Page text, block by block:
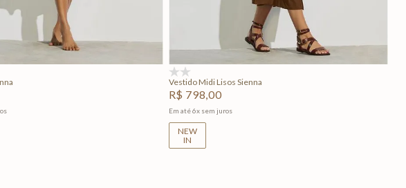
Adicionar na sacola
M G
Adicionar na sacola
Vestido Midi Lisos Sienna
R$ 798,00
Em até6x sem juros
NEW
IN